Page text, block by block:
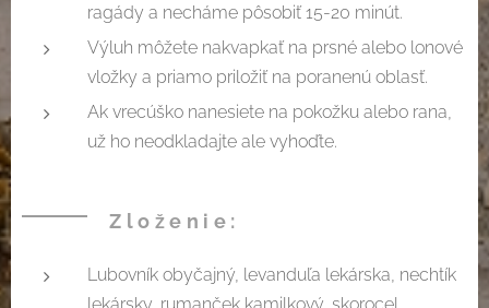
ragády a necháme pôsobiť 15-20 minút.
Výluh môžete nakvapkať na prsné alebo lonové
vložky a priamo priložiť na poranenú oblasť.
Ak vrecúško nanesiete na pokožku alebo rana,
už ho neodkladajte ale vyhoďte.
Zloženie:
Lubovník obyčajný, levanduľa lekárska, nechtík